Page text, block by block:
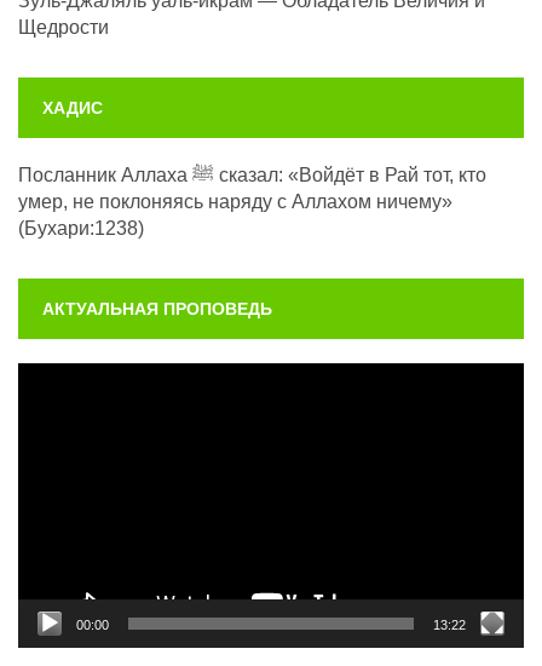
Щедрости
ХАДИС
Посланник Аллаха ﷺ сказал: «Войдёт в Рай тот, кто
умер, не поклоняясь наряду с Аллахом ничему»
(Бухари:1238)
АКТУАЛЬНАЯ ПРОПОВЕДЬ
00:00 13:22